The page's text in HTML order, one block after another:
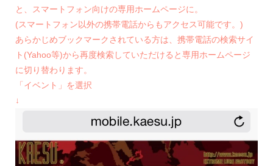
と、スマートフォン向けの専用ホームページに。
(スマートフォン以外の携帯電話からもアクセス可能です。)
あらかじめブックマークされている方は、携帯電話の検索サイ
ト(Yahoo等)から再度検索していただけると専用ホームページ
に切り替わります。
「イベント」を選択
↓